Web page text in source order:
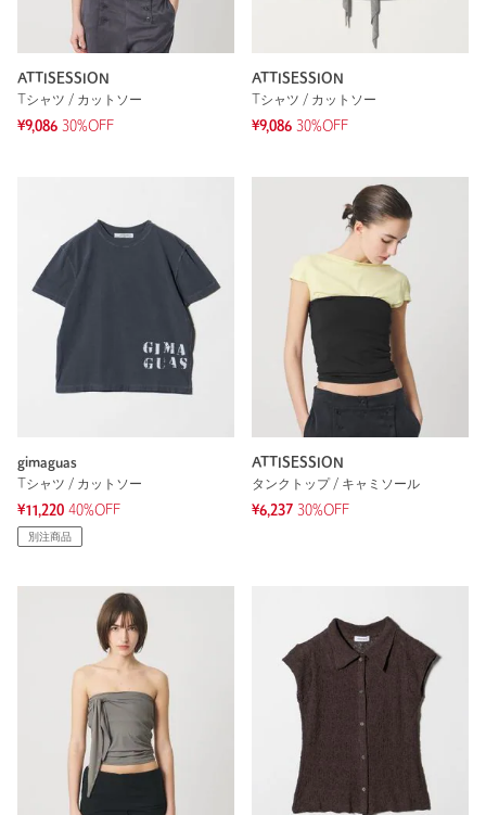
ATTISESSION
Tシャツ / カットソー
¥9,086 30%OFF
ATTISESSION
Tシャツ / カットソー
¥9,086 30%OFF
gimaguas
Tシャツ / カットソー
¥11,220 40%OFF
別注商品
ATTISESSION
タンクトップ / キャミソール
¥6,237 30%OFF